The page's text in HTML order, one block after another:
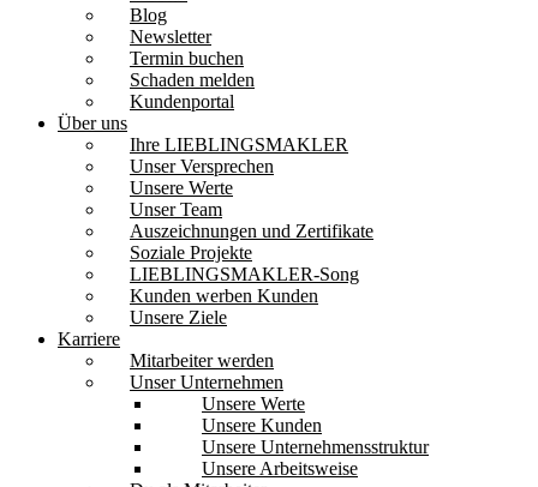
Blog
Newsletter
Termin buchen
Schaden melden
Kundenportal
Über uns
Ihre LIEBLINGSMAKLER
Unser Versprechen
Unsere Werte
Unser Team
Auszeichnungen und Zertifikate
Soziale Projekte
LIEBLINGSMAKLER-Song
Kunden werben Kunden
Unsere Ziele
Karriere
Mitarbeiter werden
Unser Unternehmen
Unsere Werte
Unsere Kunden
Unsere Unternehmensstruktur
Unsere Arbeitsweise